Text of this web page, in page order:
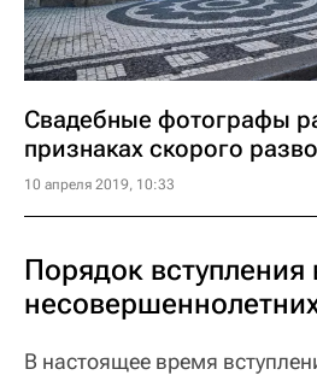
Свадебные фотографы
признаках скорого
10 апреля 2019, 10:33
Порядок вступления
В настоящее время